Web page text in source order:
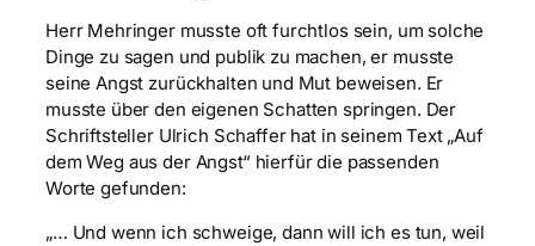
Herr Mehringer musste oft furchtlos sein, um solche
Dinge zu sagen und publik zu machen, er musste
seine Angst zurückhalten und Mut beweisen. Er
musste über den eigenen Schatten springen. Der
Schriftsteller Ulrich Schaffer hat in seinem Text „Auf
dem Weg aus der Angst“ hierfür die passenden
Worte gefunden:
„… Und wenn ich schweige, dann will ich es tun, weil